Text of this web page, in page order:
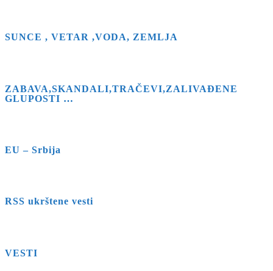
SUNCE , VETAR ,VODA, ZEMLJA
ZABAVA,SKANDALI,TRAČEVI,ZALIVAĐENE
GLUPOSTI …
EU – Srbija
RSS ukrštene vesti
VESTI